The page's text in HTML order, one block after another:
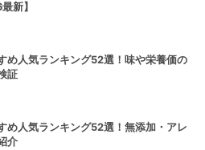
新】
め人気ランキング52選！味や栄養価の
証
め人気ランキング52選！無添加・アレ
介